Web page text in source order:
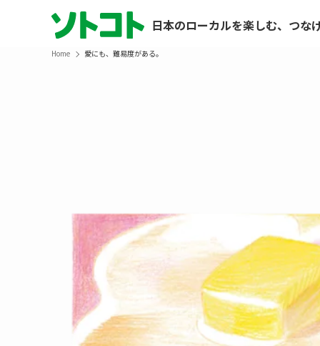
日本のローカルを楽しむ、つな
Home 愛にも、難易度がある。